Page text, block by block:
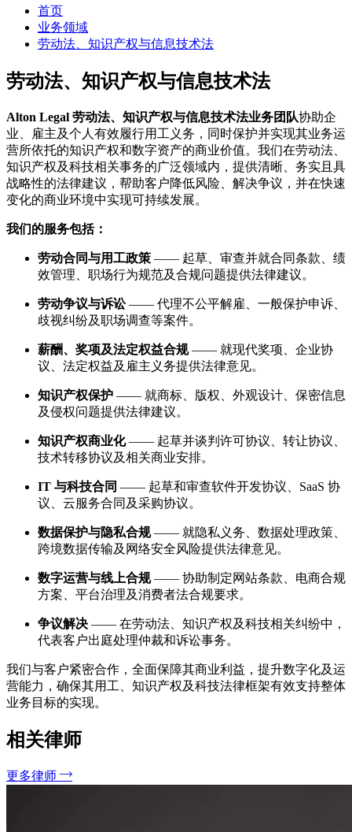
首页
业务领域
劳动法、知识产权与信息技术法
劳动法、知识产权与信息技术法
Alton Legal 劳动法、知识产权与信息技术法业务团队协助企
业、雇主及个人有效履行用工义务，同时保护并实现其业务运
营所依托的知识产权和数字资产的商业价值。我们在劳动法、
知识产权及科技相关事务的广泛领域内，提供清晰、务实且具
战略性的法律建议，帮助客户降低风险、解决争议，并在快速
变化的商业环境中实现可持续发展。
我们的服务包括：
劳动合同与用工政策 —— 起草、审查并就合同条款、绩
效管理、职场行为规范及合规问题提供法律建议。
劳动争议与诉讼—— 代理不公平解雇、一般保护申诉、
歧视纠纷及职场调查等案件。
薪酬、奖项及法定权益合规—— 就现代奖项、企业协
议、法定权益及雇主义务提供法律意见。
知识产权保护 —— 就商标、版权、外观设计、保密信息
及侵权问题提供法律建议。
知识产权商业化—— 起草并谈判许可协议、转让协议、
技术转移协议及相关商业安排。
IT 与科技合同 —— 起草和审查软件开发协议、SaaS 协
议、云服务合同及采购协议。
数据保护与隐私合规—— 就隐私义务、数据处理政策、
跨境数据传输及网络安全风险提供法律意见。
数字运营与线上合规—— 协助制定网站条款、电商合规
方案、平台治理及消费者法合规要求。
争议解决 —— 在劳动法、知识产权及科技相关纠纷中，
代表客户出庭处理仲裁和诉讼事务。
我们与客户紧密合作，全面保障其商业利益，提升数字化及运
营能力，确保其用工、知识产权及科技法律框架有效支持整体
业务目标的实现。
相关律师
更多律师